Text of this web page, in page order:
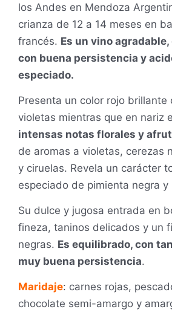
los Andes en Mendoza
crianza de 12 a 14 meses en
francés. Es un vino
con buena persistencia y
especiado.
Presenta un color rojo brillante
violetas mientras que en nariz
intensas notas florales y
de aromas a violetas, cerezas
y ciruelas. Revela un carácter
especiado de pimienta negra y
Su dulce y jugosa entrada en
fineza, taninos delicados y un
negras. Es equilibrado, con
muy buena persistencia.
Maridaje: carnes rojas,
chocolate semi-amargo y